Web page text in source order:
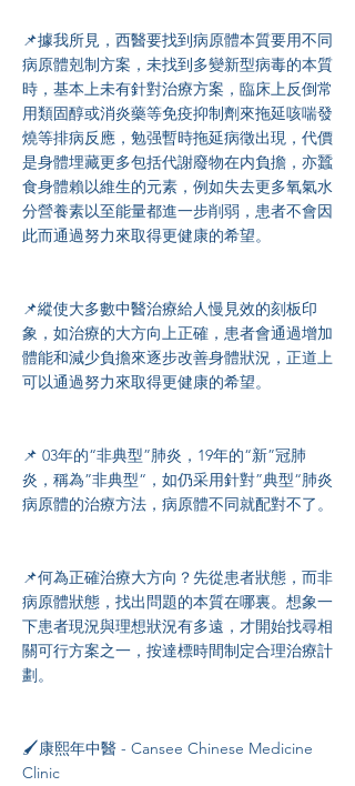
📌據我所見，西醫要找到病原體本質要用不同
病原體剋制方案，未找到多變新型病毒的本質
時，基本上未有針對治療方案，臨床上反倒常
用類固醇或消炎藥等免疫抑制劑來拖延咳喘發
燒等排病反應，勉强暫時拖延病徵出現，代價
是身體埋藏更多包括代謝廢物在内負擔，亦蠶
食身體賴以維生的元素，例如失去更多氧氣水
分營養素以至能量都進一步削弱，患者不會因
此而通過努力來取得更健康的希望。
📌縱使大多數中醫治療給人慢見效的刻板印
象，如治療的大方向上正確，患者會通過增加
體能和減少負擔來逐步改善身體狀況，正道上
可以通過努力來取得更健康的希望。
📌 03年的“非典型”肺炎，19年的“新”冠肺
炎，稱為”非典型“，如仍采用針對”典型“肺炎
病原體的治療方法，病原體不同就配對不了。
📌何為正確治療大方向？先從患者狀態，而非
病原體狀態，找出問題的本質在哪裏。想象一
下患者現況與理想狀況有多遠，才開始找尋相
關可行方案之一，按達標時間制定合理治療計
劃。
🖌️康熙年中醫 - Cansee Chinese Medicine
Clinic